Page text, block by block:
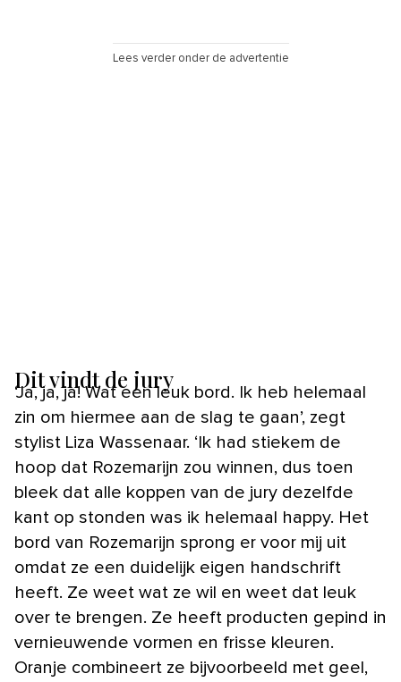
Lees verder onder de advertentie
Dit vindt de jury
‘Ja, ja, ja! Wat een leuk bord. Ik heb helemaal
zin om hiermee aan de slag te gaan’, zegt
stylist Liza Wassenaar. ‘Ik had stiekem de
hoop dat Rozemarijn zou winnen, dus toen
bleek dat alle koppen van de jury dezelfde
kant op stonden was ik helemaal happy. Het
bord van Rozemarijn sprong er voor mij uit
omdat ze een duidelijk eigen handschrift
heeft. Ze weet wat ze wil en weet dat leuk
over te brengen. Ze heeft producten gepind in
vernieuwende vormen en frisse kleuren.
Oranje combineert ze bijvoorbeeld met geel,